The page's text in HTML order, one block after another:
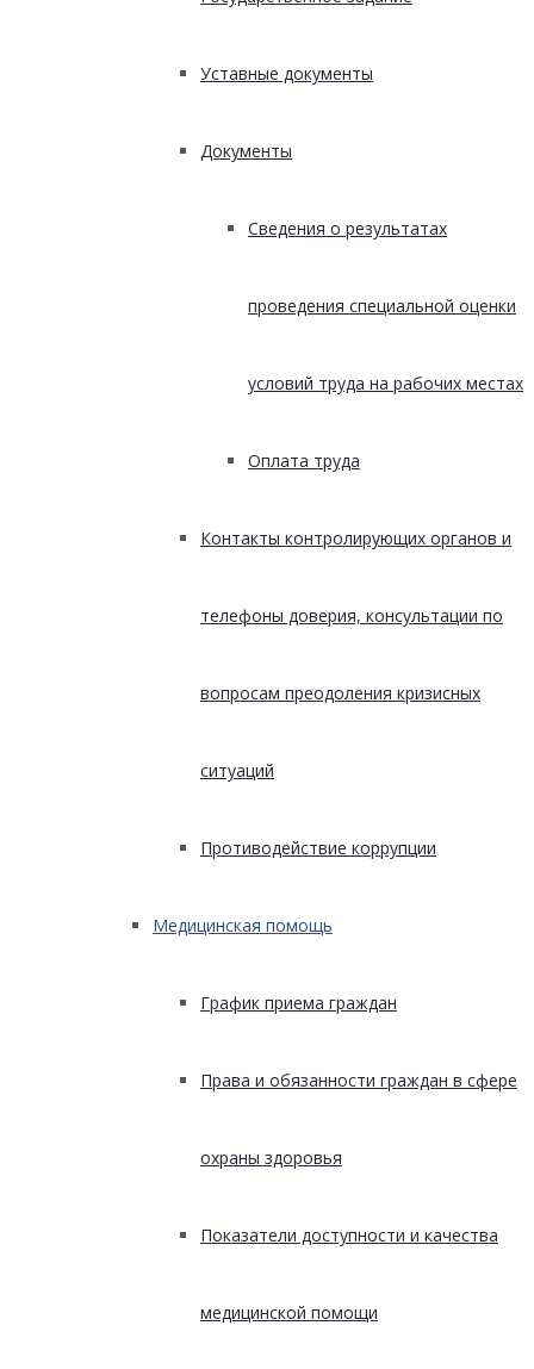
Уставные документы
Документы
Сведения о результатах
проведения специальной оценки
условий труда на рабочих местах
Оплата труда
Контакты контролирующих органов и
телефоны доверия, консультации по
вопросам преодоления кризисных
ситуаций
Противодействие коррупции
Медицинская помощь
График приема граждан
Права и обязанности граждан в сфере
охраны здоровья
Показатели доступности и качества
медицинской помощи